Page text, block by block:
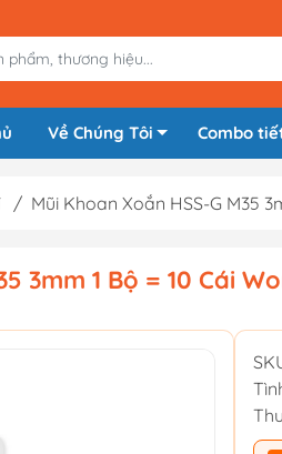
Về Chúng Tôi Combo
/ Mũi Khoan Xoắn HSS-G M35
3mm 1 Bộ = 10 Cái